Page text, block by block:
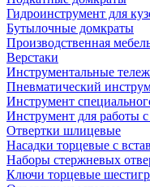
Гидроинструмент для
Бутылочные домкраты
Производственная
Верстаки
Инструментальные
Пневматический
Инструмент
Инструмент для работы
Отвертки шлицевые
Насадки торцевые с
Наборы стержневых
Ключи торцевые